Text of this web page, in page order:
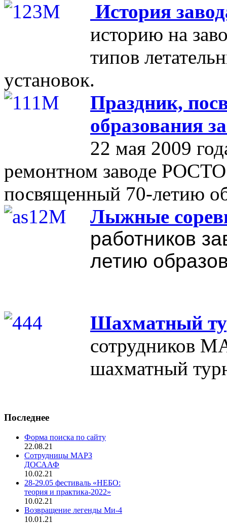
История
историю на
типов
установок.
Праздник,
образования
22 мая 2009
ремонтном заводе РОСТО
посвященный 70-летию
Лыжные
работников
летию
Шахматный
сотрудников
шахматный
Последнее
Форма поиска по сайту
22.08.21
Сотрудницы МАРЗ
ДОСААФ
10.02.21
28-29.05 фестиваль «НЕБО:
теория и практика-2022»
10.02.21
Возвращение легенды Ми-4
10.01.21